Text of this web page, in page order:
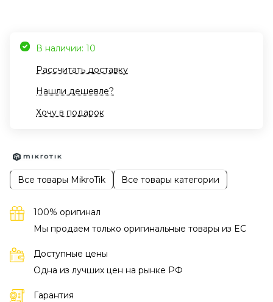
В наличии: 10
Рассчитать доставку
Нашли дешевле?
Хочу в подарок
Все товары MikroTik Все товары категории
100% оригинал
Мы продаем только оригинальные товары из EC
Доступные цены
Одна из лучших цен на рынке РФ
Гарантия